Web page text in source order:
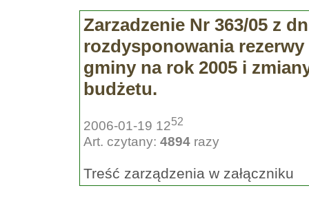
Zarzadzenie Nr 363/05 z
rozdysponowania
gminy na rok 2005 i
budżetu.
2006-01-19 1252
Art. czytany: 4894 razy
Treść zarządzenia w załączniku